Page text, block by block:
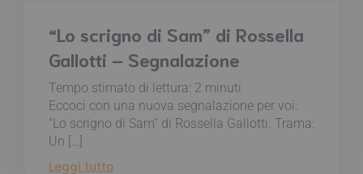
“Lo scrigno di Sam” di Rossella
Gallotti – Segnalazione
Tempo stimato di lettura: 2 minuti
Eccoci con una nuova segnalazione per voi:
“Lo scrigno di Sam” di Rossella Gallotti. Trama:
Un […]
Leggi tutto